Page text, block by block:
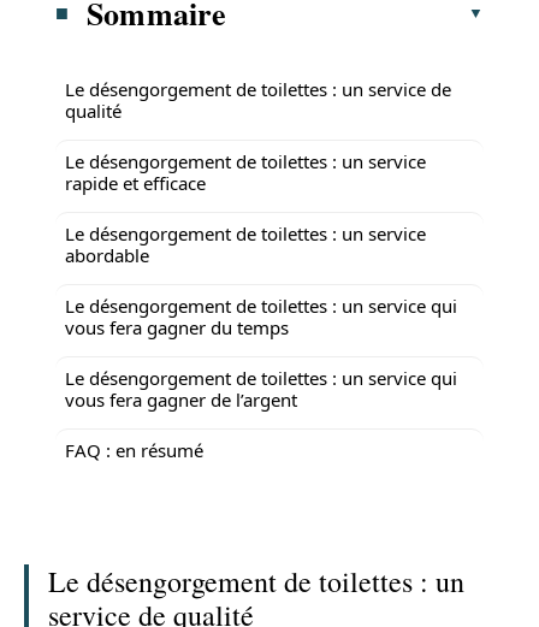
Sommaire
Le désengorgement de toilettes : un service de
qualité
Le désengorgement de toilettes : un service
rapide et efficace
Le désengorgement de toilettes : un service
abordable
Le désengorgement de toilettes : un service qui
vous fera gagner du temps
Le désengorgement de toilettes : un service qui
vous fera gagner de l’argent
FAQ : en résumé
Le désengorgement de toilettes : un
service de qualité